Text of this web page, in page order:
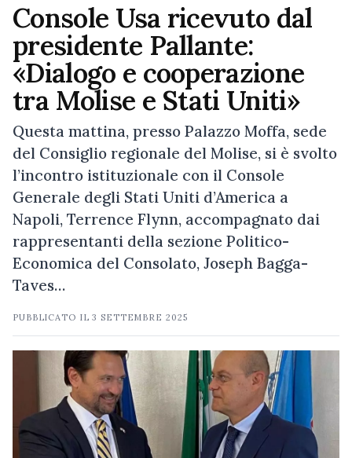
Console Usa ricevuto dal
presidente Pallante:
«Dialogo e cooperazione
tra Molise e Stati Uniti»
Questa mattina, presso Palazzo Moffa, sede
del Consiglio regionale del Molise, si è svolto
l’incontro istituzionale con il Console
Generale degli Stati Uniti d’America a
Napoli, Terrence Flynn, accompagnato dai
rappresentanti della sezione Politico-
Economica del Consolato, Joseph Bagga-
Taves…
PUBBLICATO IL3 SETTEMBRE 2025